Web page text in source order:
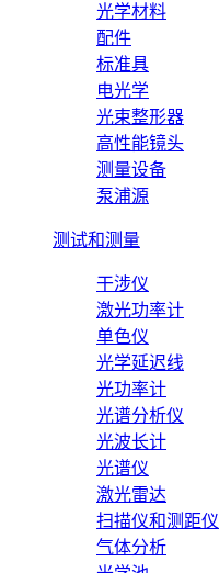
光学材料
配件
标准具
电光学
光束整形器
高性能镜头
测量设备
泵浦源
测试和测量
干涉仪
激光功率计
单色仪
光学延迟线
光功率计
光谱分析仪
光波长计
光谱仪
激光雷达
扫描仪和测距仪
气体分析